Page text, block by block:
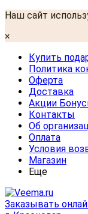
Наш сайт
×
Купить
Политика
Оферта
Доставка
Акции
Контакты
Об
Оплата
Условия
Магазин
Еще
Заказывать